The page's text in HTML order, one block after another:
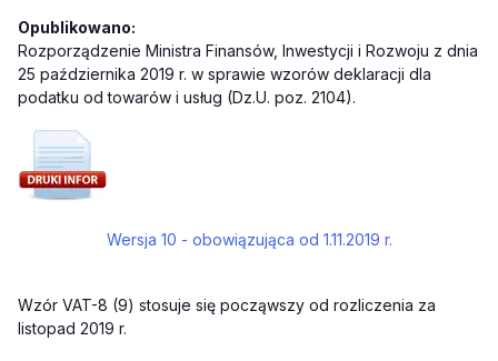
Opublikowano:
Rozporządzenie Ministra Finansów, Inwestycji i Rozwoju z dnia
25 października 2019 r. w sprawie wzorów deklaracji dla
podatku od towarów i usług (Dz.U. poz. 2104).
Wersja 10 - obowiązująca od 1.11.2019 r.
Wzór VAT-8 (9) stosuje się począwszy od rozliczenia za
listopad 2019 r.